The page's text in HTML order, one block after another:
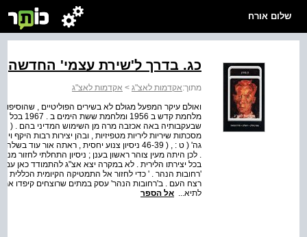
שלום אורח
כג. בדרך ל'שירת עצמי' החדשה
מתוך:אקדמות לאצ"ג > אקדמות לאצ"ג
ואולם עיקר המפעל מגולם לא בשירים הפוליטיים , שהוסיפו
מלחמת קדש
שבעקבותיה באה אכזבה מרה מן השימוש המדיני בהם . (
מסכתות שיריות ליריות מטפיזיות , ובהן יצירות רבות היקף
. לכן היתה מעין צוהר ראשון בענן ; ניסיון התחלתי לחזור
בכל יצירתו הלירית . לא במקרה יצא אצ"ג להתמודד כאן עם
'רחובות הנהר . ' כדי לחזור אל התמטיקה הקיומית הכללית
רצח העם . ב'רחובות הנהר' עסק במתים שרוצחים קיפדו את
לתיא... אל הספר